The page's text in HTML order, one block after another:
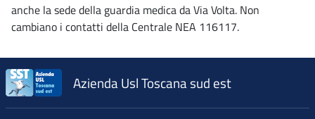
anche la sede della guardia medica da Via Volta. Non
cambiano i contatti della Centrale NEA 116117.
Azienda Usl Toscana sud est